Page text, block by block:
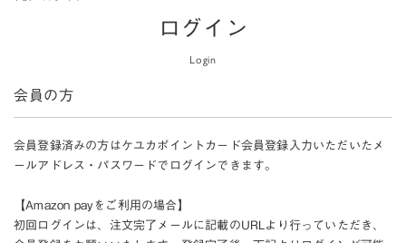
ログイン
Login
会員の方
会員登録済みの方はケユカポイントカード会員登録入力いただいたメ
ールアドレス・パスワードでログインできます。
【Amazon payをご利用の場合】
初回ログインは、注文完了メールに記載のURLより行っていただき、